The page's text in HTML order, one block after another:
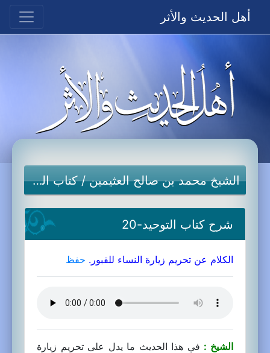
أهل الحديث والأثر
الشيخ محمد بن صالح العثيمين/كتاب التوحيد
شرح كتاب التوحيد-20
الكلام عن تحريم زيارة النساء للقبور. حفظ
الشيخ : في هذا الحديث ما يدل على تحريم زيارة